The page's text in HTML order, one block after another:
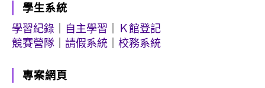
學生系統
學習紀錄
自主學習
Ｋ館登記
競賽營隊
請假系統 校務系統
專案網頁